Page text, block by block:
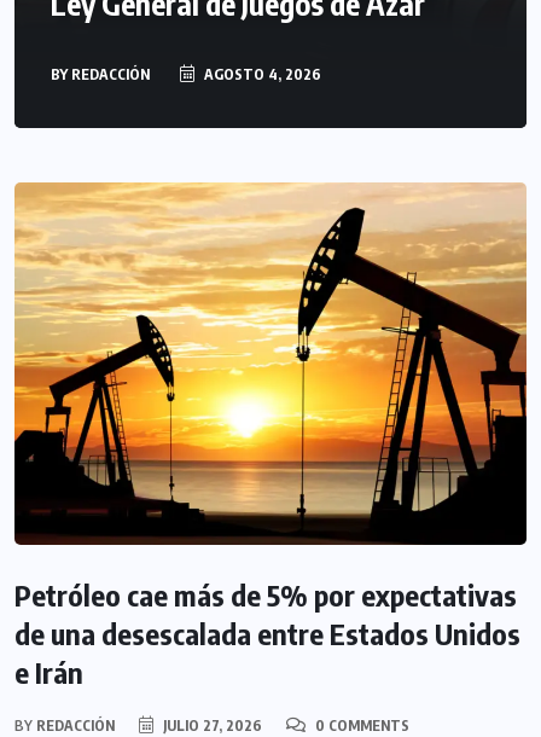
BY REDACCIÓN AGOSTO 4, 2026
Petróleo cae más de 5% por expectativas
de una desescalada entre Estados Unidos
e Irán
BY REDACCIÓN JULIO 27, 2026 0 COMMENTS